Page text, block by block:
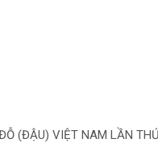
(ĐẬU) VIỆT NAM LẦN